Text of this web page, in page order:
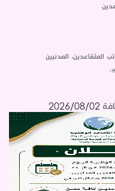
المتقاعدين، المدنيين
2026/08/02